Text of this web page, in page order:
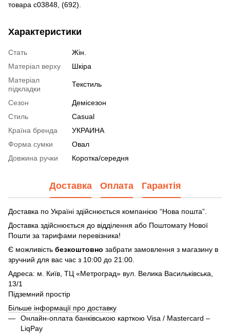
товара c03848, (692).
Характеристики
Стать
Жін.
Матеріал верху
Шкіра
Матеріал
підкладки
Текстиль
Сезон
Демісезон
Стиль
Casual
Країна бренда
УКРАИНА
Форма сумки
Овал
Довжина ручки
Коротка/середня
Доставка Оплата Гарантія
Доставка по Україні здійснюється компанією “Нова пошта”.
Доставка здійснюється до відділення або Поштомату Нової
Пошти за тарифами перевізника!
Є можливість безкоштовно забрати замовлення з магазину в
зручний для вас час з 10:00 до 21:00.
Адреса: м. Київ, ТЦ «Метроград» вул. Велика Васильківська,
13/1
Підземний простір
Більше інформації про доставку
Онлайн-оплата банківською карткою Visa / Mastercard –
LiqPay